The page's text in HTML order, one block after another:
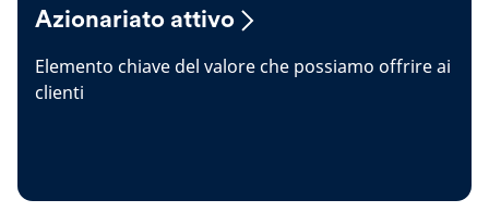
Azionariato attivo
Elemento chiave del valore che possiamo offrire ai
clienti